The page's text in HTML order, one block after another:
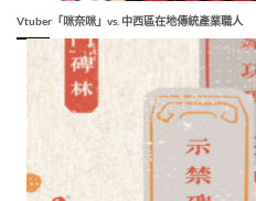
Vtuber「咪奈咪」vs. 中西區在地傳統產業職人